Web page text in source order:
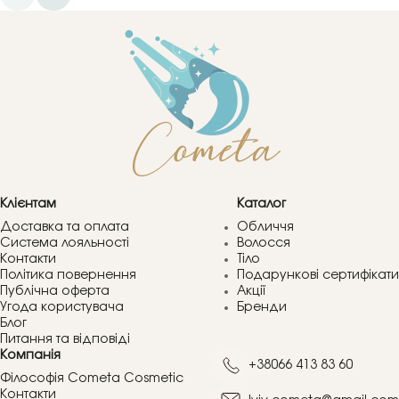
Клієнтам
Доставка та оплата
Система лояльності
Контакти
Політика повернення
Публічна оферта
Угода користувача
Блог
Питання та відповіді
Каталог
Обличчя
Волосся
Тіло
Подарункові сертифікати
Акції
Бренди
Компанія
Філософія Cometa Cosmetic
Контакти
+38066 413 83 60